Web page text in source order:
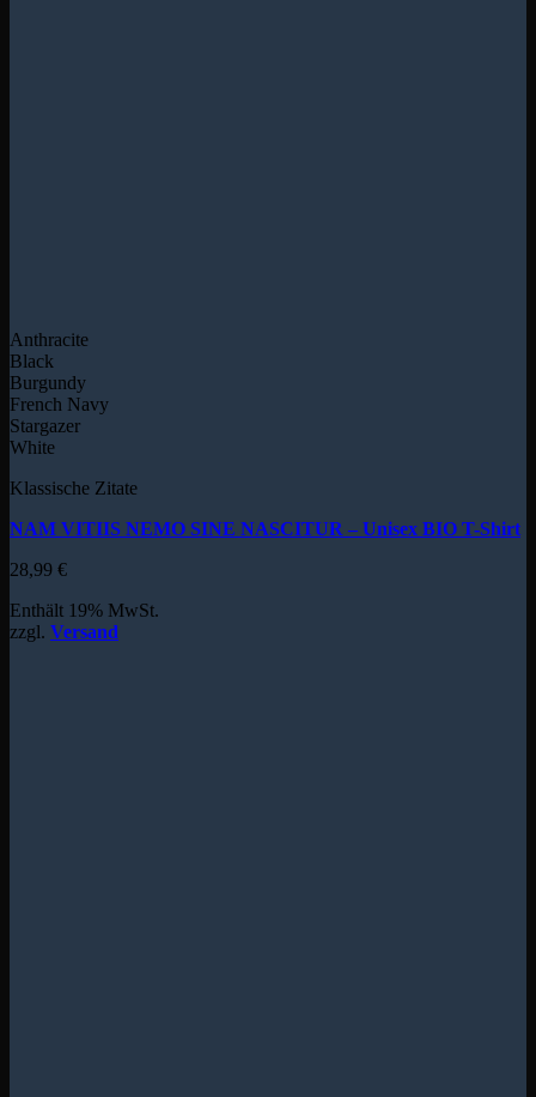
Anthracite
Black
Burgundy
French Navy
Stargazer
White
Klassische Zitate
NAM VITIIS NEMO SINE NASCITUR – Unisex BIO T-Shirt
28,99 €
Enthält 19% MwSt.
zzgl. Versand